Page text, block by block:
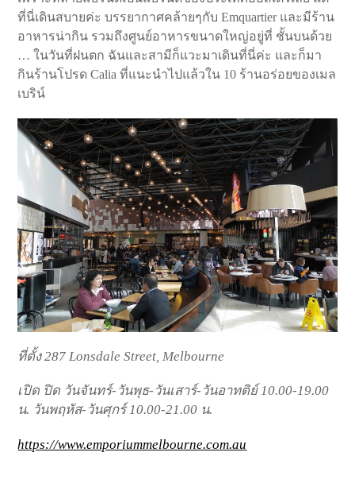
ที่นี่เดินสบายค่ะ บรรยากาศคล้ายๆกับ Emquartier และมีร้าน
อาหารน่ากิน รวมถึงศูนย์อาหารขนาดใหญ่อยู่ที่ ชั้นบนด้วย
… ในวันที่ฝนตก ฉันและสามีก็แวะมาเดินที่นี่ค่ะ และก็มา
กินร้านโปรด Calia ที่แนะนำไปแล้วใน 10 ร้านอร่อยของเมล
เบริน์
ที่ตั้ง 287 Lonsdale Street, Melbourne
เปิด ปิด วันจันทร์-วันพุธ-วันเสาร์-วันอาทติย์ 10.00-19.00
น. วันพฤหัส-วันศุกร์ 10.00-21.00 น.
https://www.emporiummelbourne.com.au